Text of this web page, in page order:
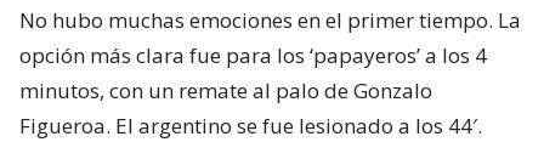
No hubo muchas emociones en el primer tiempo. La
opción más clara fue para los ‘papayeros’ a los 4
minutos, con un remate al palo de Gonzalo
Figueroa. El argentino se fue lesionado a los 44′.